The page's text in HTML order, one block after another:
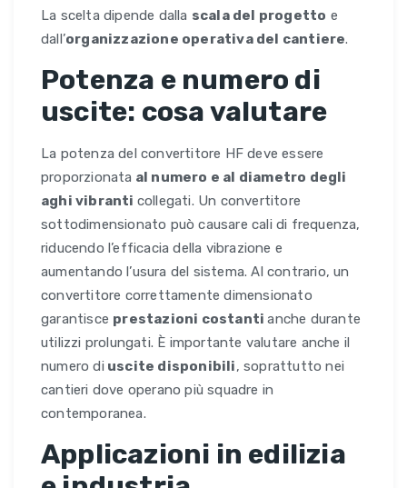
La scelta dipende dalla scala del progetto e
dall’organizzazione operativa del cantiere.
Potenza e numero di
uscite: cosa valutare
La potenza del convertitore HF deve essere
proporzionata al numero e al diametro degli
aghi vibranti collegati. Un convertitore
sottodimensionato può causare cali di frequenza,
riducendo l’efficacia della vibrazione e
aumentando l’usura del sistema. Al contrario, un
convertitore correttamente dimensionato
garantisce prestazioni costantianche durante
utilizzi prolungati. È importante valutare anche il
numero di uscite disponibili, soprattutto nei
cantieri dove operano più squadre in
contemporanea.
Applicazioni in edilizia